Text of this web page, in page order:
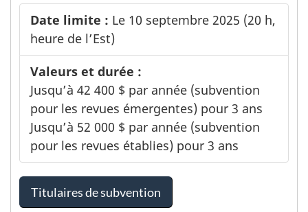
Date limite : Le 10 septembre 2025 (20 h,
heure de l’Est)
Valeurs et durée :
Jusqu’à 42 400 $ par année (subvention
pour les revues émergentes) pour 3 ans
Jusqu’à 52 000 $ par année (subvention
pour les revues établies) pour 3 ans
Titulaires de subvention